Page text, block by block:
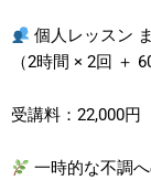
個人レッスン
（2時間 × 2回 ＋
受講料：22,000円
一時的な不調